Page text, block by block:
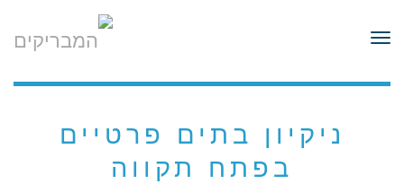
תפריט
ניקיון בתים פרטיים
בפתח תקווה